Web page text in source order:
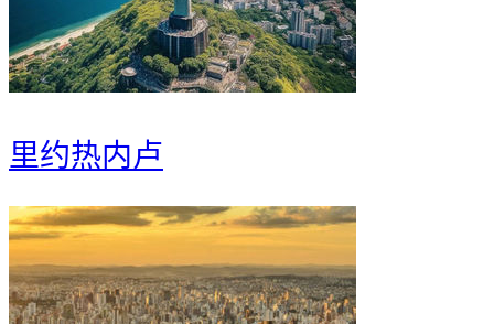
里约热内卢